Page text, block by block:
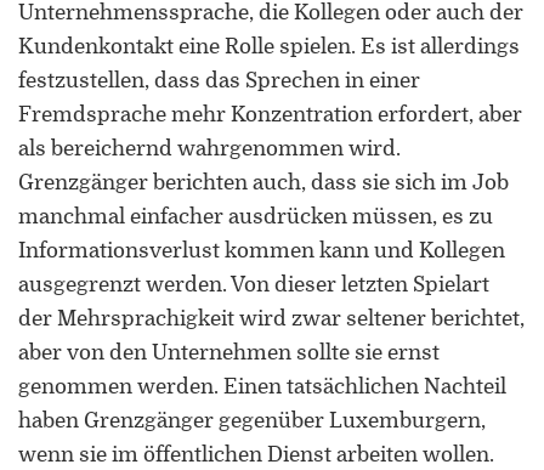
Unternehmenssprache, die Kollegen oder auch der
Kundenkontakt eine Rolle spielen. Es ist allerdings
festzustellen, dass das Sprechen in einer
Fremdsprache mehr Konzentration erfordert, aber
als bereichernd wahrgenommen wird.
Grenzgänger berichten auch, dass sie sich im Job
manchmal einfacher ausdrücken müssen, es zu
Informationsverlust kommen kann und Kollegen
ausgegrenzt werden. Von dieser letzten Spielart
der Mehrsprachigkeit wird zwar seltener berichtet,
aber von den Unternehmen sollte sie ernst
genommen werden. Einen tatsächlichen Nachteil
haben Grenzgänger gegenüber Luxemburgern,
wenn sie im öffentlichen Dienst arbeiten wollen.